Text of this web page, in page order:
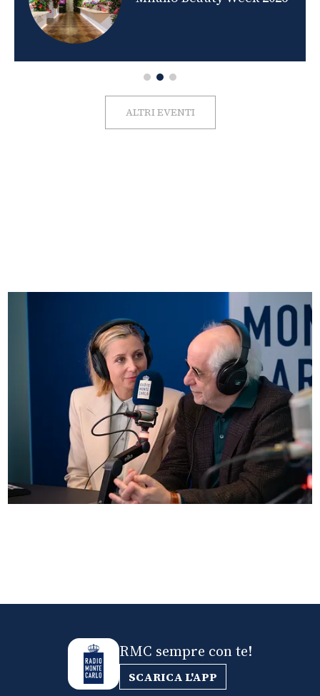
ALTRI EVENTI
RMC sempre con te!
SCARICA L'APP